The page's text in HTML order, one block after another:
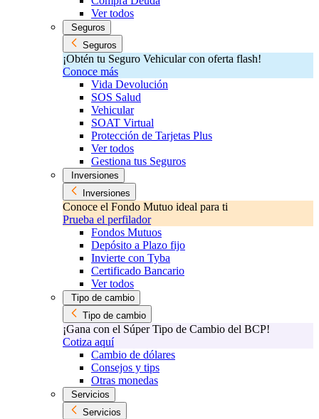
Ver todos
Seguros
Seguros
¡Obtén tu Seguro Vehicular con oferta flash!
Conoce más
Vida Devolución
SOS Salud
Vehicular
SOAT Virtual
Protección de Tarjetas Plus
Ver todos
Gestiona tus Seguros
Inversiones
Inversiones
Conoce el Fondo Mutuo ideal para ti
Prueba el perfilador
Fondos Mutuos
Depósito a Plazo fijo
Invierte con Tyba
Certificado Bancario
Ver todos
Tipo de cambio
Tipo de cambio
¡Gana con el Súper Tipo de Cambio del BCP!
Cotiza aquí
Cambio de dólares
Consejos y tips
Otras monedas
Servicios
Servicios